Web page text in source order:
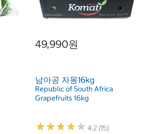
49,990원
남아공 자몽16kg
Republic of South Africa
Grapefruits 16kg
★★★★★
★★★★★ 4.2 (15)